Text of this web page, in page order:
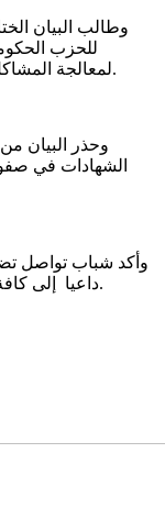
وطالب البيان
للحزب
لمعالجة المشاكل الوطنية من تعليم وصحة وخدمات اجتماعية.
وحذر البيان
الشهادات في
وأكد شباب تواصل
داعيا إلى كافة الجهات إلى التدخل العاجل للحد من الأضرار.